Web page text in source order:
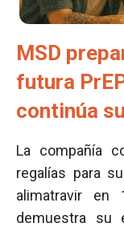
MSD
futura
continúa
La compañía
regalías para
alimatravir en
demuestra su